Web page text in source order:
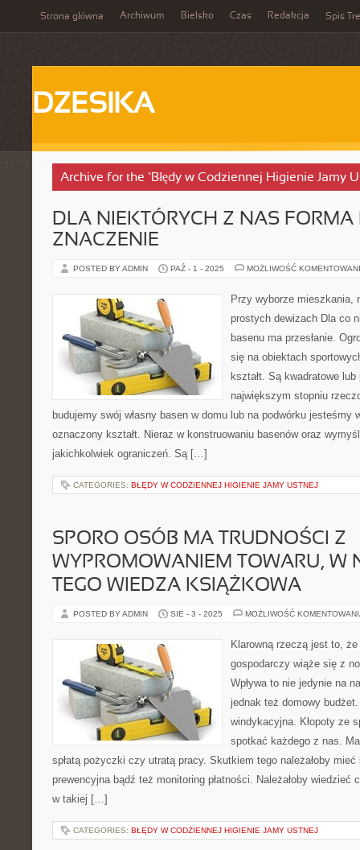
Strona główna Archiwum Bielsko Czas Redakcja Spis
DZESIKA
Archive for the ‘Błędy w Codziennej Higienie Jamy
DLA NIEKTÓRYCH Z NAS
ZNACZENIE
POSTED BY ADMIN PAŹ - 1 - 2025 MOŻLIWOŚĆ
Przy wyborze mieszkania,
prostych dewizach Dla co
basenu ma przesłanie.
się na obiektach
kształt. Są kwadratowe
największym stopniu
budujemy swój własny basen w domu lub na podwórku jesteśmy
oznaczony kształt. Nieraz w konstruowaniu basenów oraz
jakichkolwiek ograniczeń. Są […]
CATEGORIES: BŁĘDY W CODZIENNEJ HIGIENIE JAMY USTNEJ
SPORO OSÓB MA TRUDNOŚCI Z
WYPROMOWANIEM TOWARU, W
TEGO WIEDZA KSIĄŻKOWA
POSTED BY ADMIN SIE - 3 - 2025 MOŻLIWOŚĆ
Klarowną rzeczą jest to,
gospodarczy wiąże się z
Wpływa to nie jedynie na
jednak też domowy
windykacyjna. Kłopoty ze
spotkać każdego z nas.
spłatą pożyczki czy utratą pracy. Skutkiem tego należałoby
prewencyjna bądź też monitoring płatności. Należałoby wiedzieć
w takiej […]
CATEGORIES: BŁĘDY W CODZIENNEJ HIGIENIE JAMY USTNEJ